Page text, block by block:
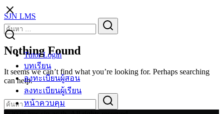
Skip
to
content
SJN LMS
Tutor Login
บทเรียน
ลงทะเบียนผู้สอน
ลงทะเบียนผู้เรียน
หน้าควบคุม
Search
for:
Nothing Found
It seems we can’t find what you’re looking for. Perhaps searching
can help.
Search
for: